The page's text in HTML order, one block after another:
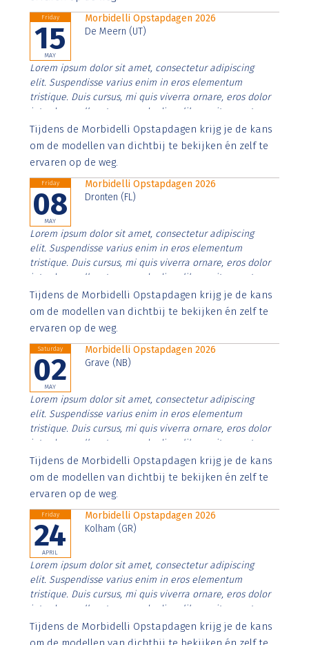
Friday
15
MAY
Morbidelli Opstapdagen 2026
De Meern (UT)
Lorem ipsum dolor sit amet, consectetur adipiscing
elit. Suspendisse varius enim in eros elementum
tristique. Duis cursus, mi quis viverra ornare, eros dolor
interdum nulla, ut commodo diam libero vitae erat.
Aenean faucibus nibh et justo cursus id rutrum lorem
imperdiet. Nunc ut sem vitae risus tristique posuere.
Tijdens de Morbidelli Opstapdagen krijg je de kans
om de modellen van dichtbij te bekijken én zelf te
ervaren op de weg.
Friday
08
MAY
Morbidelli Opstapdagen 2026
Dronten (FL)
Lorem ipsum dolor sit amet, consectetur adipiscing
elit. Suspendisse varius enim in eros elementum
tristique. Duis cursus, mi quis viverra ornare, eros dolor
interdum nulla, ut commodo diam libero vitae erat.
Aenean faucibus nibh et justo cursus id rutrum lorem
imperdiet. Nunc ut sem vitae risus tristique posuere.
Tijdens de Morbidelli Opstapdagen krijg je de kans
om de modellen van dichtbij te bekijken én zelf te
ervaren op de weg.
Saturday
02
MAY
Morbidelli Opstapdagen 2026
Grave (NB)
Lorem ipsum dolor sit amet, consectetur adipiscing
elit. Suspendisse varius enim in eros elementum
tristique. Duis cursus, mi quis viverra ornare, eros dolor
interdum nulla, ut commodo diam libero vitae erat.
Aenean faucibus nibh et justo cursus id rutrum lorem
imperdiet. Nunc ut sem vitae risus tristique posuere.
Tijdens de Morbidelli Opstapdagen krijg je de kans
om de modellen van dichtbij te bekijken én zelf te
ervaren op de weg.
Friday
24
APRIL
Morbidelli Opstapdagen 2026
Kolham (GR)
Lorem ipsum dolor sit amet, consectetur adipiscing
elit. Suspendisse varius enim in eros elementum
tristique. Duis cursus, mi quis viverra ornare, eros dolor
interdum nulla, ut commodo diam libero vitae erat.
Aenean faucibus nibh et justo cursus id rutrum lorem
imperdiet. Nunc ut sem vitae risus tristique posuere.
Tijdens de Morbidelli Opstapdagen krijg je de kans